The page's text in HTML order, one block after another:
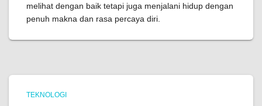
melihat dengan baik tetapi juga menjalani hidup dengan
penuh makna dan rasa percaya diri.
TEKNOLOGI